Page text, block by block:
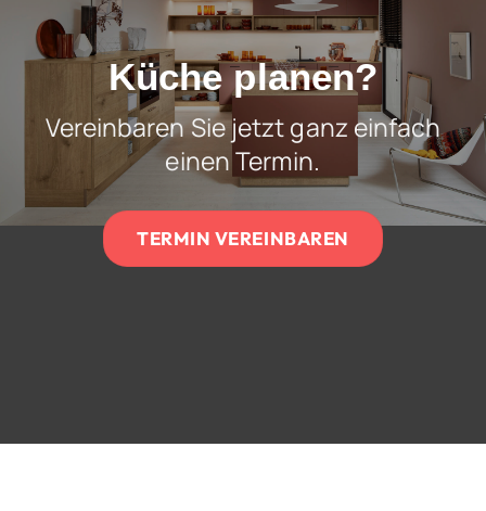
Küche planen?
Vereinbaren Sie jetzt ganz einfach
einen Termin.
TERMIN VEREINBAREN